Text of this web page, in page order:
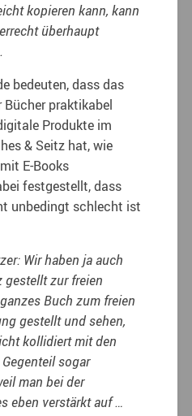
kopieren kann, kann
überhaupt
bedeuten, dass das
Bücher praktikabel
Produkte im
& Seitz hat, wie
E-Books
festgestellt, dass
unbedingt schlecht ist
Wir haben ja auch
gestellt zur freien
Buch zum freien
gestellt und sehen,
kollidiert mit den
sogar
man bei der
eben verstärkt auf …